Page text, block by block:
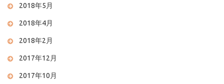
2018年5月
2018年4月
2018年2月
2017年12月
2017年10月